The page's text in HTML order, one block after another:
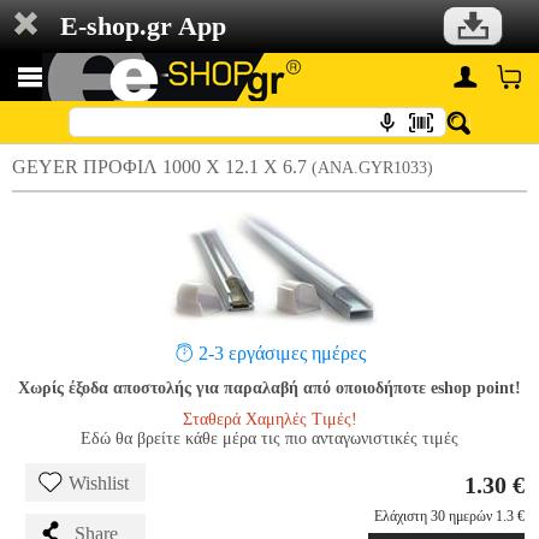
E-shop.gr App
GEYER ΠΡΟΦΙΛ 1000 Χ 12.1 Χ 6.7 (ANA.GYR1033)
2-3 εργάσιμες ημέρες
Χωρίς έξοδα αποστολής για παραλαβή από οποιοδήποτε eshop point!
Σταθερά Χαμηλές Τιμές!
Εδώ θα βρείτε κάθε μέρα τις πιο ανταγωνιστικές τιμές
Wishlist
Share
1.30 €
Ελάχιστη 30 ημερών 1.3 €